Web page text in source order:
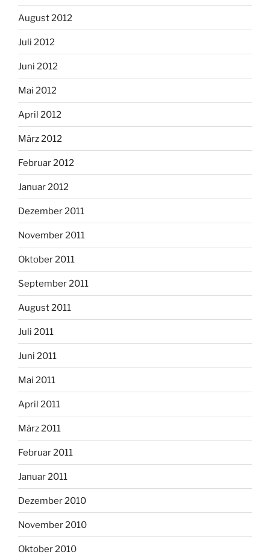
August 2012
Juli 2012
Juni 2012
Mai 2012
April 2012
März 2012
Februar 2012
Januar 2012
Dezember 2011
November 2011
Oktober 2011
September 2011
August 2011
Juli 2011
Juni 2011
Mai 2011
April 2011
März 2011
Februar 2011
Januar 2011
Dezember 2010
November 2010
Oktober 2010